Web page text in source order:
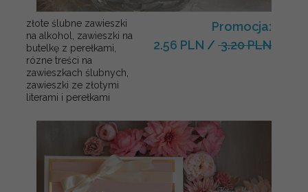
złote ślubne zawieszki
na alkohol, zawieszki na
butelkę z perełkami,
rózne treści na
zawieszkach ślubnych,
zawieszki ze złotymi
literami i perełkami
Promocja:
2.56 PLN / 3.20 PLN